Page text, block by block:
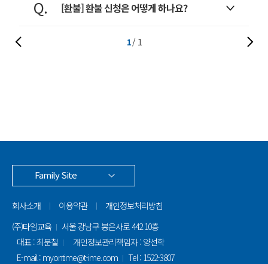
[환불] 환불 신청은 어떻게 하나요?
1 1
(주)타임교육
서울 강남구 봉은사로 442 10층
대표 : 최문철
개인정보관리책임자 : 양선학
E-mail : myontime@t-ime.com
Tel : 1522-3807
Family Site
회사소개 이용약관 개인정보처리방침